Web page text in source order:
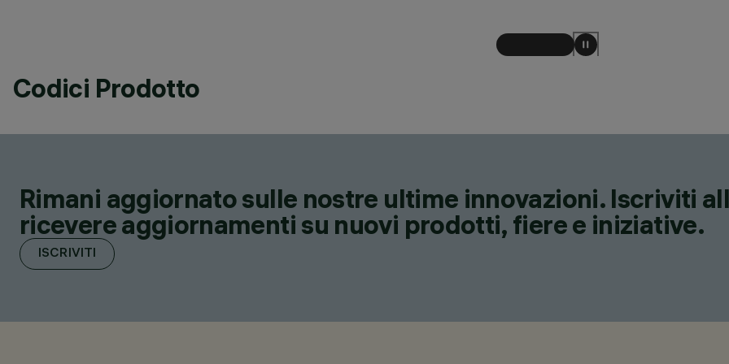
Codici Prodotto
Rimani aggiornato sulle nostre ultime innovazioni. Iscriviti
ricevere aggiornamenti su nuovi prodotti, fiere e iniziative.
ISCRIVITI